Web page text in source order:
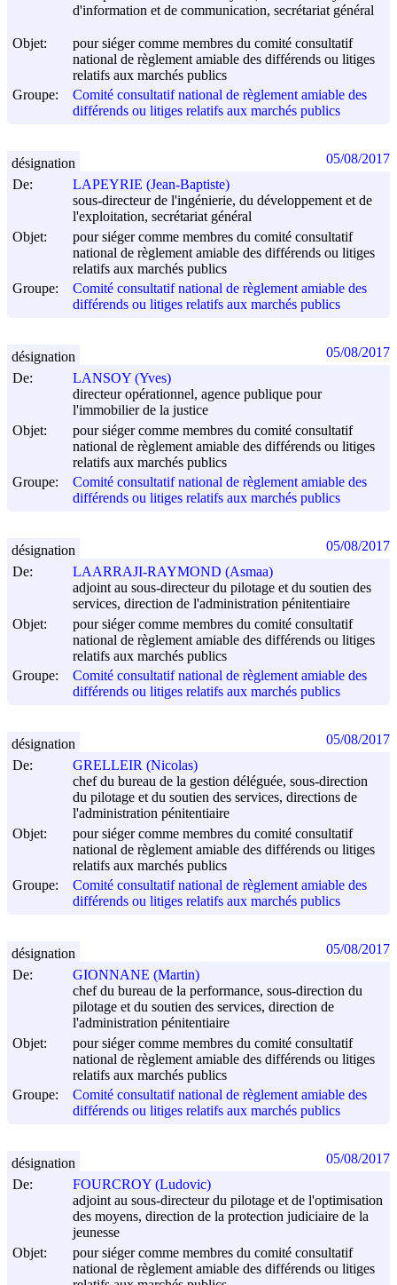
d'information et de communication, secrétariat général
Objet:
pour siéger comme membres du comité consultatif
national de règlement amiable des différends ou litiges
relatifs aux marchés publics
Groupe:
Comité consultatif national de règlement amiable des
différends ou litiges relatifs aux marchés publics
De:
LAPEYRIE (Jean-Baptiste)
sous-directeur de l'ingénierie, du développement et de
l'exploitation, secrétariat général
Objet:
pour siéger comme membres du comité consultatif
national de règlement amiable des différends ou litiges
relatifs aux marchés publics
Groupe:
Comité consultatif national de règlement amiable des
différends ou litiges relatifs aux marchés publics
désignation 05/08/2017
De:
LANSOY (Yves)
directeur opérationnel, agence publique pour
l'immobilier de la justice
Objet:
pour siéger comme membres du comité consultatif
national de règlement amiable des différends ou litiges
relatifs aux marchés publics
Groupe:
Comité consultatif national de règlement amiable des
différends ou litiges relatifs aux marchés publics
désignation 05/08/2017
De:
LAARRAJI-RAYMOND (Asmaa)
adjoint au sous-directeur du pilotage et du soutien des
services, direction de l'administration pénitentiaire
Objet:
pour siéger comme membres du comité consultatif
national de règlement amiable des différends ou litiges
relatifs aux marchés publics
Groupe:
Comité consultatif national de règlement amiable des
différends ou litiges relatifs aux marchés publics
désignation 05/08/2017
De:
GRELLEIR (Nicolas)
chef du bureau de la gestion déléguée, sous-direction
du pilotage et du soutien des services, directions de
l'administration pénitentiaire
Objet:
pour siéger comme membres du comité consultatif
national de règlement amiable des différends ou litiges
relatifs aux marchés publics
Groupe:
Comité consultatif national de règlement amiable des
différends ou litiges relatifs aux marchés publics
désignation 05/08/2017
De:
GIONNANE (Martin)
chef du bureau de la performance, sous-direction du
pilotage et du soutien des services, direction de
l'administration pénitentiaire
Objet:
pour siéger comme membres du comité consultatif
national de règlement amiable des différends ou litiges
relatifs aux marchés publics
Groupe:
Comité consultatif national de règlement amiable des
différends ou litiges relatifs aux marchés publics
désignation 05/08/2017
De:
FOURCROY (Ludovic)
adjoint au sous-directeur du pilotage et de l'optimisation
des moyens, direction de la protection judiciaire de la
jeunesse
Objet:
pour siéger comme membres du comité consultatif
national de règlement amiable des différends ou litiges
désignation 05/08/2017